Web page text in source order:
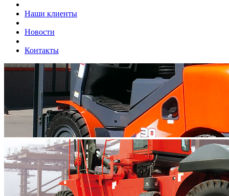
Наши клиенты
Новости
Контакты